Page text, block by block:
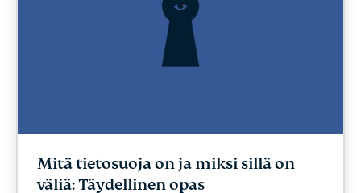
Mitä tietosuoja on ja miksi sillä on
väliä: Täydellinen opas